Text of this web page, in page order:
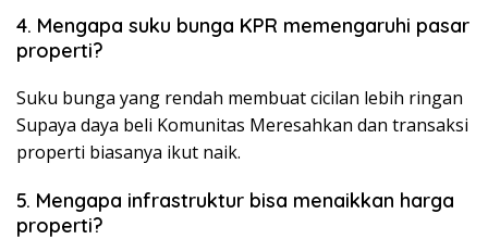
4. Mengapa suku bunga KPR memengaruhi pasar
properti?
Suku bunga yang rendah membuat cicilan lebih ringan
Supaya daya beli Komunitas Meresahkan dan transaksi
properti biasanya ikut naik.
5. Mengapa infrastruktur bisa menaikkan harga
properti?